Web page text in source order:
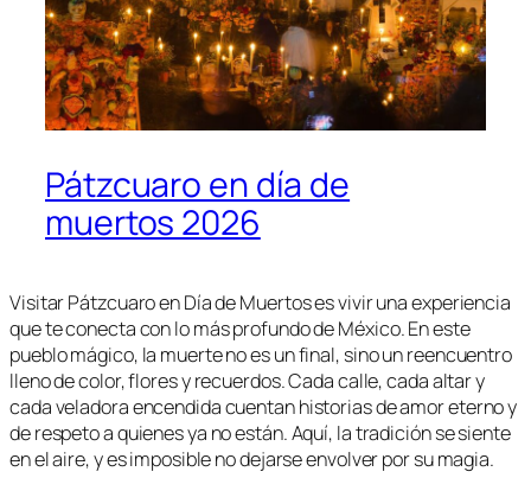
Pátzcuaro en día de
muertos 2026
Visitar Pátzcuaro en Día de Muertos es vivir una experiencia
que te conecta con lo más profundo de México. En este
pueblo mágico, la muerte no es un final, sino un reencuentro
lleno de color, flores y recuerdos. Cada calle, cada altar y
cada veladora encendida cuentan historias de amor eterno y
de respeto a quienes ya no están. Aquí, la tradición se siente
en el aire, y es imposible no dejarse envolver por su magia.